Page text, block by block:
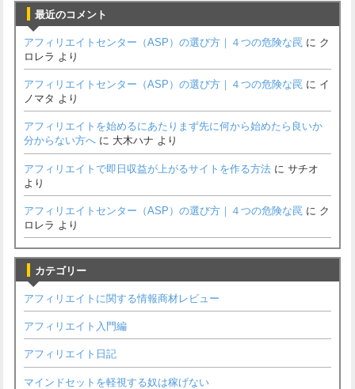
最近のコメント
アフィリエイトセンター（ASP）の選び方｜４つの危険な罠 に ク
ロレラ より
アフィリエイトセンター（ASP）の選び方｜４つの危険な罠に イ
ノマタ より
アフィリエイトを始めるにあたりまず先に何から始めたら良いか
分からない方へに 大木ハナ より
アフィリエイトで即日収益が上がるサイトを作る方法に サチオ
より
アフィリエイトセンター（ASP）の選び方｜４つの危険な罠に ク
ロレラ より
カテゴリー
アフィリエイトに関する情報商材レビュー
アフィリエイト入門編
アフィリエイト日記
マインドセットを軽視する奴は稼げない